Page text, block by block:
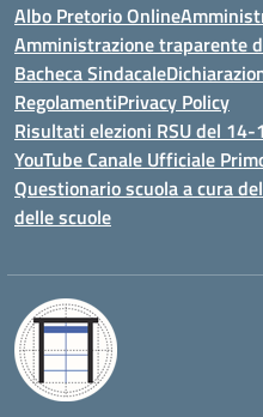
Albo Pretorio Online
Amministrazione traparente
Bacheca Sindacale
RegolamentiPrivacy Policy
Risultati elezioni RSU del
YouTube Canale Ufficiale
Questionario scuola a cura
delle scuole